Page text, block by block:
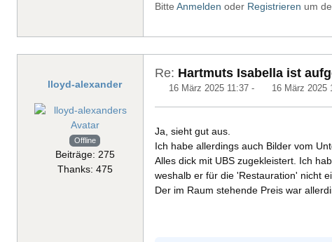
Bitte Anmelden oder Registrieren um
lloyd-alexander
Offline
Beiträge: 275
Thanks: 475
Re: Hartmuts Isabella ist
16 März 2025 11:37 - 16 März 2025
Ja, sieht gut aus.
Ich habe allerdings auch Bilder vom
Alles dick mit UBS zugekleistert. Ich
weshalb er für die 'Restauration' nicht
Der im Raum stehende Preis war